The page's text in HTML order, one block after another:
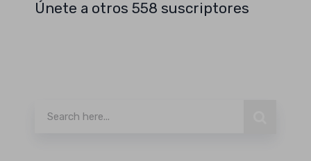
Únete a otros 558 suscriptores